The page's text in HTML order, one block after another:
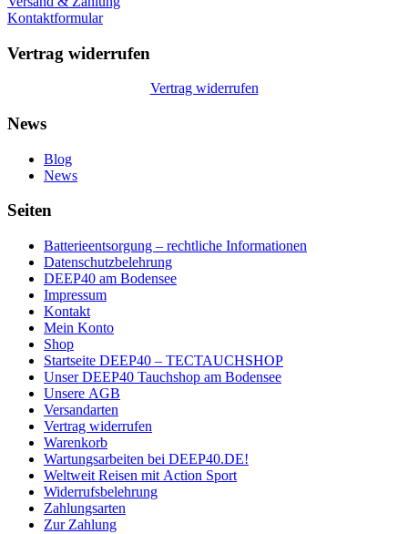
Kontaktformular
Vertrag widerrufen
Vertrag widerrufen
News
Blog
News
Seiten
Batterieentsorgung – rechtliche Informationen
Datenschutzbelehrung
DEEP40 am Bodensee
Impressum
Kontakt
Mein Konto
Shop
Startseite DEEP40 – TECTAUCHSHOP
Unser DEEP40 Tauchshop am Bodensee
Unsere AGB
Versandarten
Vertrag widerrufen
Warenkorb
Wartungsarbeiten bei DEEP40.DE!
Weltweit Reisen mit Action Sport
Widerrufsbelehrung
Zahlungsarten
Zur Zahlung